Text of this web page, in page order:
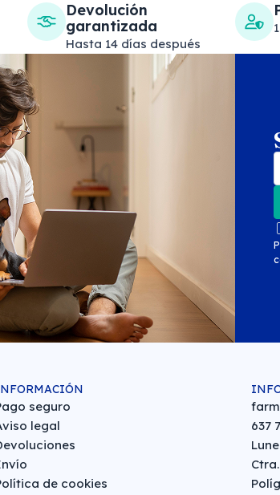
Devolución
garantizada
Hasta 14 días después
seguro
legal
de cookies
637